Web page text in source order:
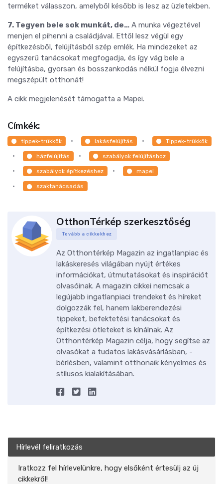
terméket válasszon, amelyből később is lesz az üzletekben.
7. Tegyen bele sok munkát, de… A munka végeztével
menjen el pihenni a családjával. Ettől lesz végül egy
építkezésből, felújításból szép emlék. Ha mindezeket az
egyszerű tanácsokat megfogadja, és így vág bele a
felújításba, gyorsan és bosszankodás nélkül fogja élvezni
megszépült otthonát!
A cikk megjelenését támogatta a Mapei.
Címkék:
tippek-trükkök lakásfelújítás Tippek-trükkök
házfelújítás szabályok felújításhoz
szabályok építkezéshez mapei
szaktanácsadás
OtthonTérkép szerkesztőség
Tovább a cikkekhez
Az Otthontérkép Magazin az ingatlanpiac és
lakáskeresés világában nyújt értékes
információkat, útmutatásokat és inspirációt
olvasóinak. A magazin cikkei nemcsak a
legújabb ingatlanpiaci trendeket és híreket
dolgozzák fel, hanem lakberendezési
tippeket, befektetési tanácsokat és
építkezési ötleteket is kínálnak. Az
Otthontérkép Magazin célja, hogy segítse az
olvasókat a tudatos lakásvásárlásban, -
bérlésben, valamint otthonaik kényelmes és
stílusos kialakításában.
Hírlevél feliratkozás
Iratkozz fel hírlevelünkre, hogy elsőként értesülj az új
cikkekről!